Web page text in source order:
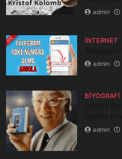
admin
İNTERNET
admin
BIYOGRAFI
admin